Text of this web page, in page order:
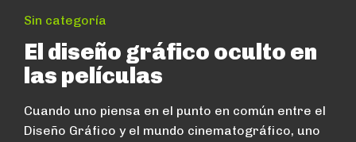
Sin categoría
El diseño gráfico oculto en
las películas
Cuando uno piensa en el punto en común entre el
Diseño Gráfico y el mundo cinematográfico, uno